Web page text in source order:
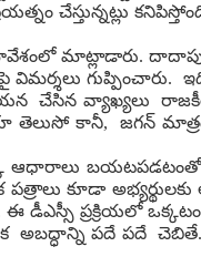
చేస్తున్నట్లు
మాట్లాడారు. దాదాపు
గుప్పించారు. ఇది
చేసిన వ్యాఖ్యలు
తెలుసో కానీ, జగన్
ఆధారాలు బయటపడటంతో
కూడా అభ్యర్థులకు
డీఎస్సీ ప్రక్రియలో
పదే పదే చెబితే..